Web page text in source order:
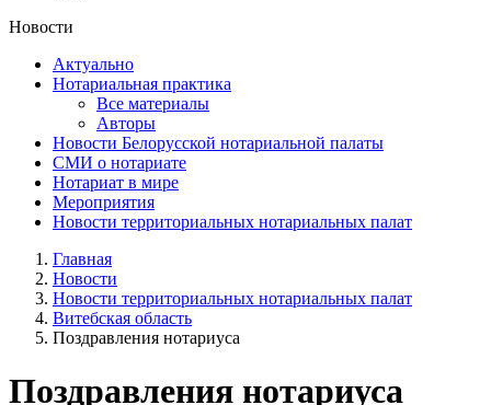
Новости
Актуально
Нотариальная практика
Все материалы
Авторы
Новости Белорусской нотариальной палаты
СМИ о нотариате
Нотариат в мире
Мероприятия
Новости территориальных нотариальных палат
Главная
Новости
Новости территориальных нотариальных палат
Витебская область
Поздравления нотариуса
Поздравления нотариуса